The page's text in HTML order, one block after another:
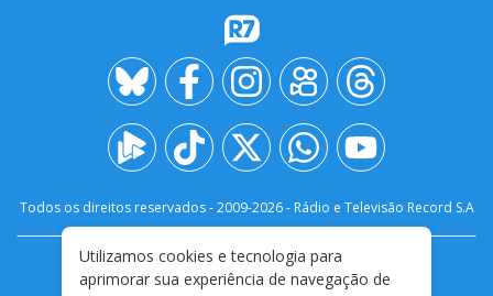
Todos os direitos reservados - 2009-2026- Rádio e Televisão Record S.A
FALE CONOSCO
PRIVACIDADE
Utilizamos cookies e tecnologia para
aprimorar sua experiência de navegação de